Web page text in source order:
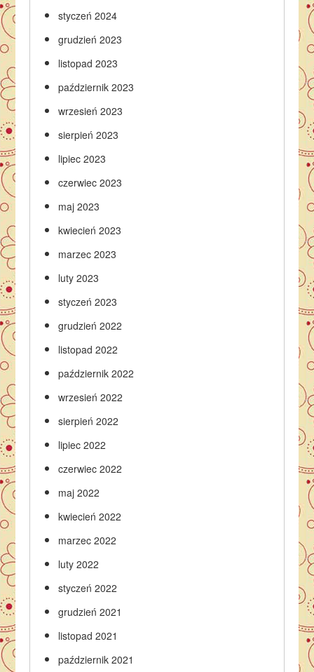
styczeń 2024
grudzień 2023
listopad 2023
październik 2023
wrzesień 2023
sierpień 2023
lipiec 2023
czerwiec 2023
maj 2023
kwiecień 2023
marzec 2023
luty 2023
styczeń 2023
grudzień 2022
listopad 2022
październik 2022
wrzesień 2022
sierpień 2022
lipiec 2022
czerwiec 2022
maj 2022
kwiecień 2022
marzec 2022
luty 2022
styczeń 2022
grudzień 2021
listopad 2021
październik 2021